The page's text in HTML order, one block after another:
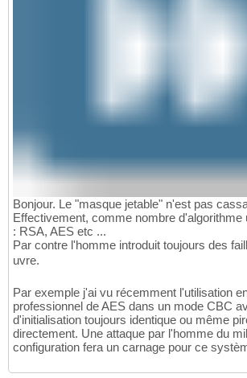
Bonjour. Le "masque jetable" n'est pas
Effectivement, comme nombre d'algorithme
: RSA, AES etc ...
Par contre l'homme introduit toujours des
uvre.
Par exemple j'ai vu récemment l'utilisation
professionnel de AES dans un mode CBC
d'initialisation toujours identique ou même
directement. Une attaque par l'homme du
configuration fera un carnage pour ce